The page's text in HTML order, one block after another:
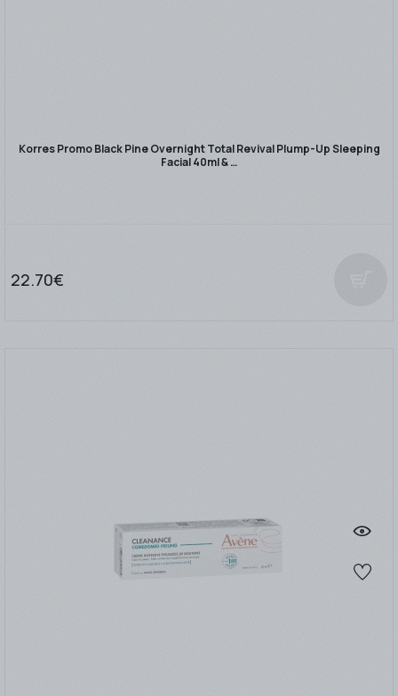
Korres Promo Black Pine Overnight Total Revival Plump-Up Sleeping
Facial 40ml & …
22.70€